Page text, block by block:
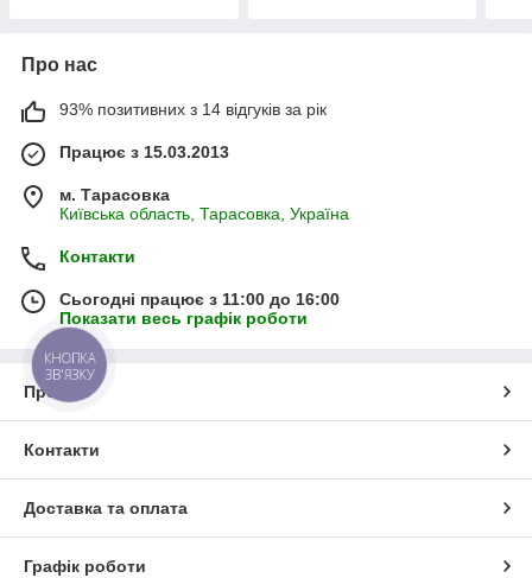
Про нас
93% позитивних з 14 відгуків за рік
Працює з 15.03.2013
м. Тарасовка
Київська область, Тарасовка, Україна
Контакти
Сьогодні працює з 11:00 до 16:00
Показати весь графік роботи
Про нас
Контакти
Доставка та оплата
Графік роботи
КНОПКА
ЗВ'ЯЗКУ